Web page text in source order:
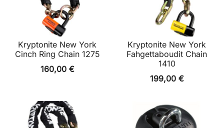
Kryptonite New York
Cinch Ring Chain 1275
160,00 €
Kryptonite New York
Fahgettaboudit Chain
1410
199,00 €